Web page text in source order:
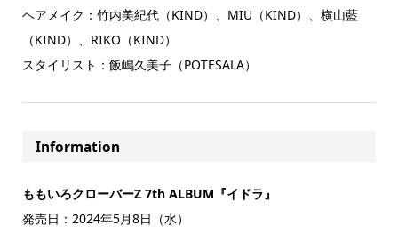
ヘアメイク：竹内美紀代（KIND）、MIU（KIND）、横山藍
（KIND）、RIKO（KIND）
スタイリスト：飯嶋久美子（POTESALA）
Information
ももいろクローバーZ 7th ALBUM『イドラ』
発売日：2024年5月8日（水）